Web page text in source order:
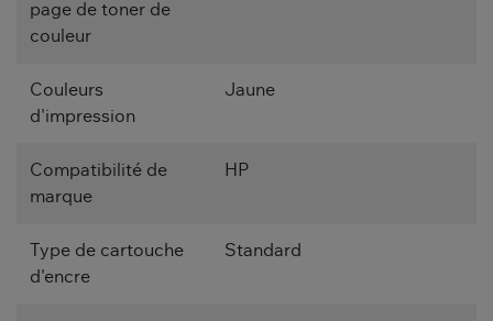
page de toner de
couleur
Couleurs
d'impression
Jaune
Compatibilité de
marque
HP
Type de cartouche
d'encre
Standard